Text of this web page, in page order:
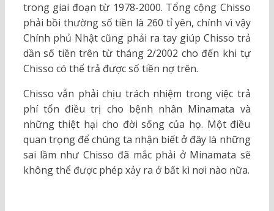
trong giai đoạn từ 1978-2000. Tổng cộng Chisso
phải bồi thường số tiền là 260 tỉ yên, chính vì vậy
Chính phủ Nhật cũng phải ra tay giúp Chisso trả
dần số tiền trên từ tháng 2/2002 cho đến khi tự
Chisso có thể trả được số tiền nợ trên.
Chisso vẫn phải chịu trách nhiệm trong việc trả
phí tổn điều trị cho bệnh nhân Minamata và
những thiệt hại cho đời sống của họ. Một điều
quan trọng để chúng ta nhận biết ở đây là những
sai lầm như Chisso đã mắc phải ở Minamata sẽ
không thể được phép xảy ra ở bất kì nơi nào nữa.